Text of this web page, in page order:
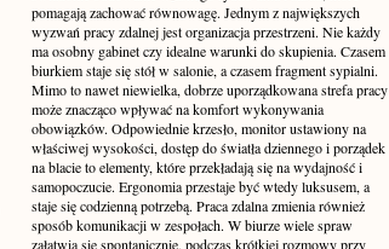
pomagają zachować równowagę. Jednym z największych
wyzwań pracy zdalnej jest organizacja przestrzeni. Nie każdy
ma osobny gabinet czy idealne warunki do skupienia. Czasem
biurkiem staje się stół w salonie, a czasem fragment sypialni.
Mimo to nawet niewielka, dobrze uporządkowana strefa pracy
może znacząco wpływać na komfort wykonywania
obowiązków. Odpowiednie krzesło, monitor ustawiony na
właściwej wysokości, dostęp do światła dziennego i porządek
na blacie to elementy, które przekładają się na wydajność i
samopoczucie. Ergonomia przestaje być wtedy luksusem, a
staje się codzienną potrzebą. Praca zdalna zmienia również
sposób komunikacji w zespołach. W biurze wiele spraw
załatwia się spontanicznie, podczas krótkiej rozmowy przy